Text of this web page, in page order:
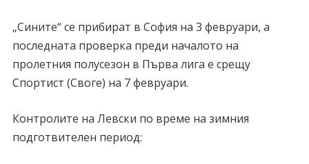
„Сините“ се прибират в София на 3 февруари, а
последната проверка преди началото на
пролетния полусезон в Първа лига е срещу
Спортист (Своге) на 7 февруари.
Контролите на Левски по време на зимния
подготвителен период: